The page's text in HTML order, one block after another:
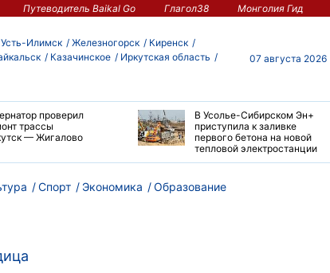
Путеводитель Baikal Go Глагол38 Монголия Гид
Усть-Илимск Железногорск
Киренск
Казачинское
Иркутская область
07 августа 2026
проверил
трассы
— Жигалово
В Усолье-Сибирском Эн+
приступила к заливке
первого бетона на новой
тепловой электростанции
Спорт Экономика Образование